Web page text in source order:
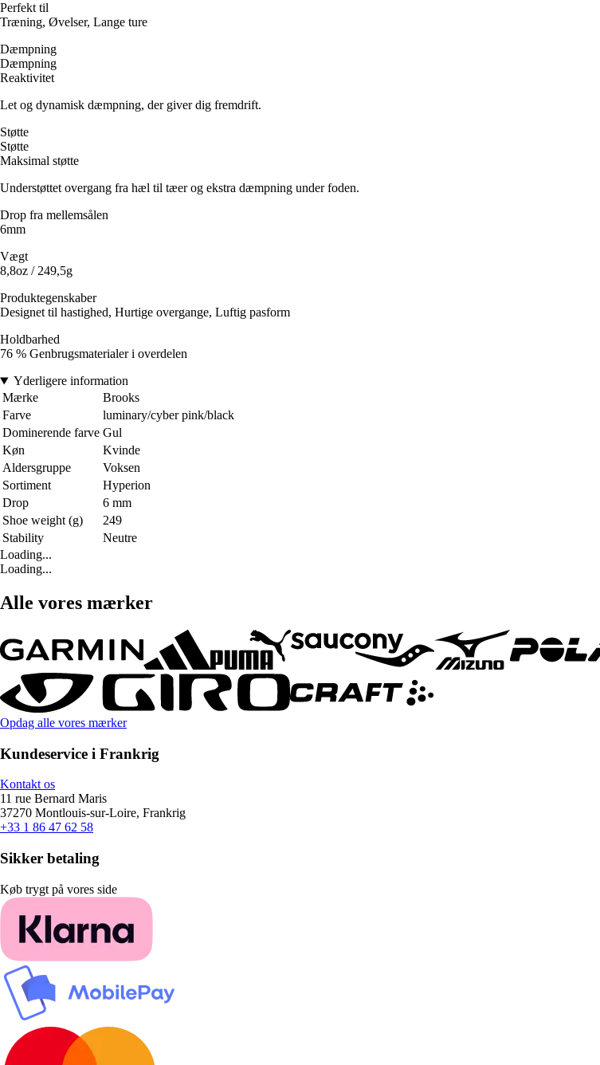
Perfekt til
Træning, Øvelser, Lange ture
Dæmpning
Dæmpning
Reaktivitet
Let og dynamisk dæmpning, der giver dig fremdrift.
Støtte
Støtte
Maksimal støtte
Understøttet overgang fra hæl til tæer og ekstra dæmpning under foden.
Drop fra mellemsålen
6mm
Vægt
8,8oz / 249,5g
Produktegenskaber
Designet til hastighed, Hurtige overgange, Luftig pasform
Holdbarhed
76 % Genbrugsmaterialer i overdelen
Yderligere information
Mærke
Brooks
Farve
luminary/cyber pink/black
Dominerende farve Gul
Køn
Kvinde
Aldersgruppe
Voksen
Sortiment
Hyperion
Drop
6 mm
Shoe weight (g)
249
Stability
Neutre
Loading...
Loading...
Alle vores mærker
Opdag alle vores mærker
Kundeservice i Frankrig
Kontakt os
11 rue Bernard Maris
37270 Montlouis-sur-Loire, Frankrig
+33 1 86 47 62 58
Sikker betaling
Køb trygt på vores side